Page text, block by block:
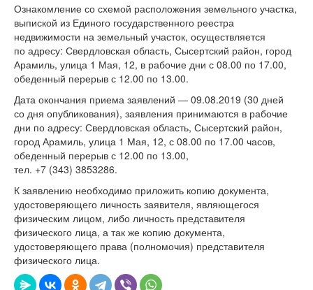
Ознакомление со схемой расположения земельного участка,
выпиской из Единого государственного реестра
недвижимости на земельный участок, осуществляется
по адресу: Свердловская область, Сысертский район, город
Арамиль, улица 1 Мая, 12, в рабочие дни с 08.00 по 17.00,
обеденный перерыв с 12.00 по 13.00.
Дата окончания приема заявлений — 09.08.2019 (30 дней
со дня опубликования), заявления принимаются в рабочие
дни по адресу: Свердловская область, Сысертский район,
город Арамиль, улица 1 Мая, 12, с 08.00 по 17.00 часов,
обеденный перерыв с 12.00 по 13.00,
тел. +7 (343) 3853286.
К заявлению необходимо приложить копию документа,
удостоверяющего личность заявителя, являющегося
физическим лицом, либо личность представителя
физического лица, а так же копию документа,
удостоверяющего права (полномочия) представителя
физического лица.